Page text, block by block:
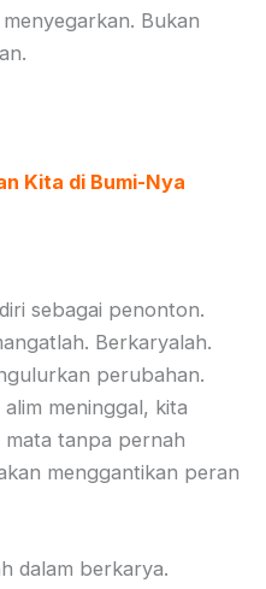
Bukan
Kita di Bumi-Nya
sebagai penonton.
Berkaryalah.
perubahan.
meninggal, kita
mata tanpa pernah
menggantikan peran
dalam berkarya.